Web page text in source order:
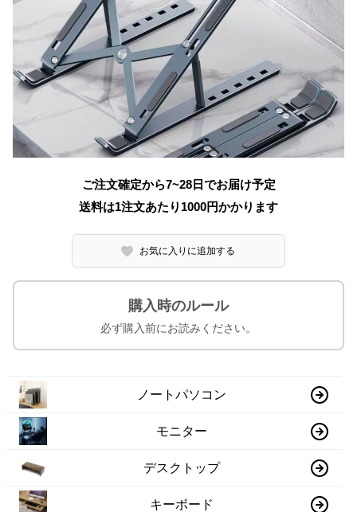
ご注文確定から7~28日でお届け予定
送料は1注文あたり 1000円かかります
お気に入りに追加する
購入時のルール
必ず購入前にお読みください。
ノートパソコン
モニター
デスクトップ
キーボード